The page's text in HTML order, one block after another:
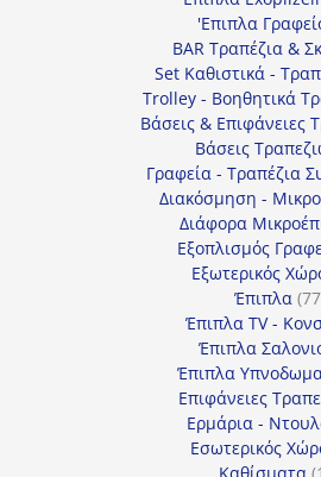
'Επιπλα
BAR Τραπέζια &
Set Καθιστικά -
Trolley - Βοηθητικά
Βάσεις & Επιφάνειες
Βάσεις
Γραφεία - Τραπέζια
Διακόσμηση -
Διάφορα
Εξοπλισμός
Εξωτερικός
Έπιπλα
Έπιπλα TV -
Έπιπλα
Έπιπλα
Επιφάνειες
Ερμάρια -
Εσωτερικός